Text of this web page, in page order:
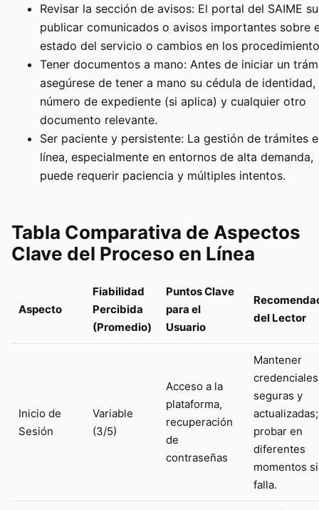
Revisar la sección de avisos: El portal del SAIME
publicar comunicados o avisos importantes sobre
estado del servicio o cambios en los
Tener documentos a mano: Antes de iniciar un
asegúrese de tener a mano su cédula de identidad,
número de expediente (si aplica) y cualquier otro
documento relevante.
Ser paciente y persistente: La gestión de trámites
línea, especialmente en entornos de alta demanda,
puede requerir paciencia y múltiples intentos.
Tabla Comparativa de Aspectos
Clave del Proceso en Línea
Aspecto
Fiabilidad
Percibida
(Promedio)
Puntos Clave
para el
Usuario
del Lector
Inicio de
Sesión
Variable
(3/5)
Acceso a la
plataforma,
recuperación
de
contraseñas
Mantener
credenciales
seguras y
actualizadas;
probar en
diferentes
momentos si
falla.